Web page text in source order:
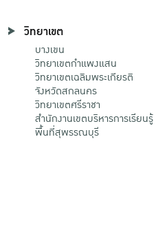
วิทยาเขต
บางเขน
วิทยาเขตกําแพงแสน
วิทยาเขตเฉลิมพระเกียรติ
จังหวัดสกลนคร
วิทยาเขตศรีราชา
สำนักงานเขตบริหารการเรียนรู้
พื้นที่สุพรรณบุรี